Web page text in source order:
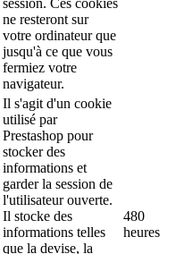
session. Ces cookies
ne resteront sur
votre ordinateur que
jusqu'à ce que vous
fermiez votre
navigateur.
Il s'agit d'un cookie
utilisé par
Prestashop pour
stocker des
informations et
garder la session de
l'utilisateur ouverte.
Il stocke des
informations telles
que la devise, la
480
heures